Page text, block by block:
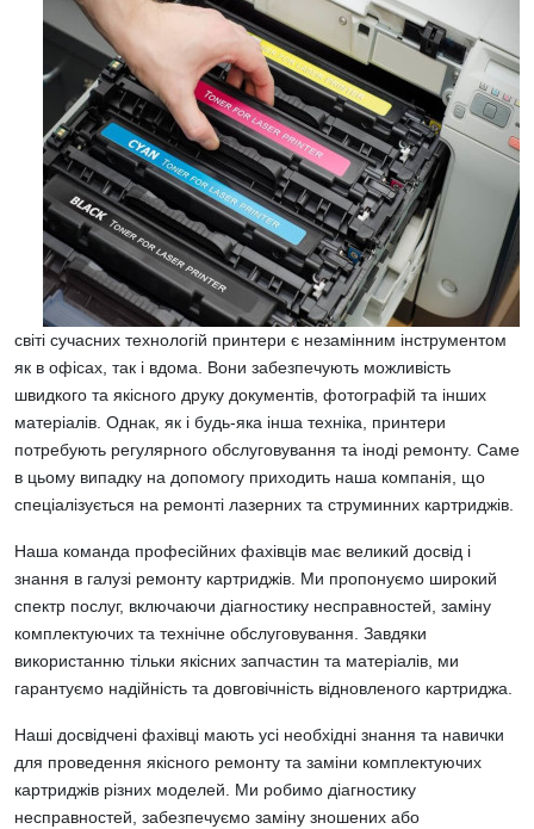
світі сучасних технологій принтери є незамінним інструментом
як в офісах, так і вдома. Вони забезпечують можливість
швидкого та якісного друку документів, фотографій та інших
матеріалів. Однак, як і будь-яка інша техніка, принтери
потребують регулярного обслуговування та іноді ремонту. Саме
в цьому випадку на допомогу приходить наша компанія, що
спеціалізується на ремонті лазерних та струминних картриджів.
Наша команда професійних фахівців має великий досвід і
знання в галузі ремонту картриджів. Ми пропонуємо широкий
спектр послуг, включаючи діагностику несправностей, заміну
комплектуючих та технічне обслуговування. Завдяки
використанню тільки якісних запчастин та матеріалів, ми
гарантуємо надійність та довговічність відновленого картриджа.
Наші досвідчені фахівці мають усі необхідні знання та навички
для проведення якісного ремонту та заміни комплектуючих
картриджів різних моделей. Ми робимо діагностику
несправностей, забезпечуємо заміну зношених або